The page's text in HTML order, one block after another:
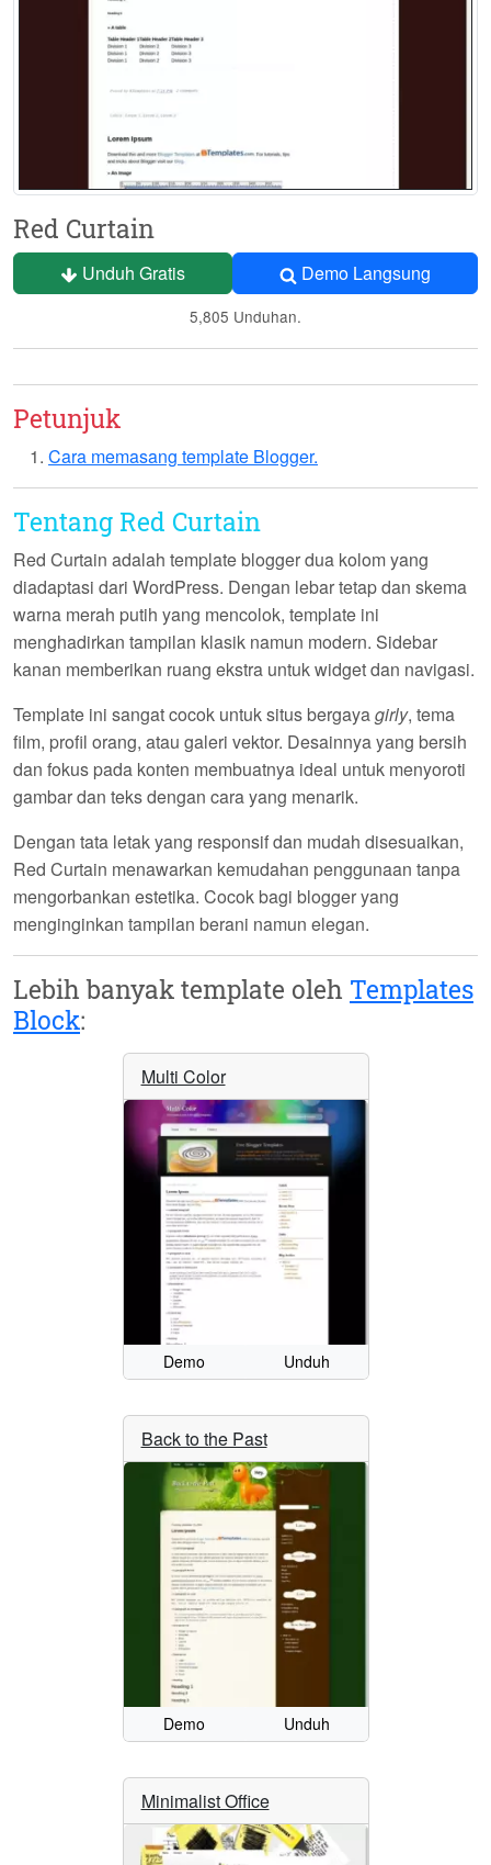
Red Curtain
Unduh Gratis Demo Langsung
5,805 Unduhan.
Petunjuk
Cara memasang template Blogger.
Tentang Red Curtain
Red Curtain adalah template blogger dua kolom yang
diadaptasi dari WordPress. Dengan lebar tetap dan skema
warna merah putih yang mencolok, template ini
menghadirkan tampilan klasik namun modern. Sidebar
kanan memberikan ruang ekstra untuk widget dan navigasi.
Template ini sangat cocok untuk situs bergayagirly, tema
film, profil orang, atau galeri vektor. Desainnya yang bersih
dan fokus pada konten membuatnya ideal untuk menyoroti
gambar dan teks dengan cara yang menarik.
Dengan tata letak yang responsif dan mudah disesuaikan,
Red Curtain menawarkan kemudahan penggunaan tanpa
mengorbankan estetika. Cocok bagi blogger yang
menginginkan tampilan berani namun elegan.
Lebih banyak template oleh Templates
Block:
Multi Color
Demo Unduh
Back to the Past
Demo Unduh
Minimalist Office